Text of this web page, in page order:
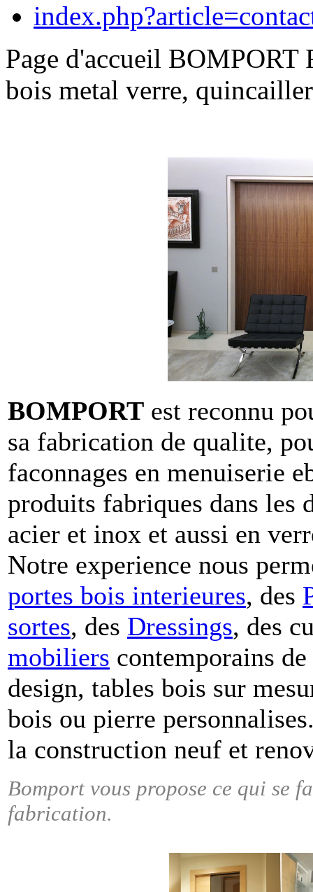
Page d'accueil BOMPORT
bois metal verre,
BOMPORT est reconnu
sa fabrication de qualite,
faconnages en menuiserie
produits fabriques dans les
acier et inox et aussi en
Notre experience nous
portes bois interieures, des
sortes, des Dressings, des
mobiliers contemporains
design, tables bois sur
bois ou pierre
la construction neuf et
Bomport vous propose ce qui se
fabrication.